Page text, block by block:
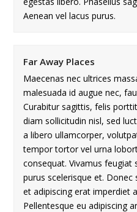
Aenean vel lacus purus.
Far Away Places
Maecenas nec ultrices
malesuada id augue nec,
Curabitur sagittis, felis
diam sollicitudin nisl, sed
a libero ullamcorper,
tempor tortor vel urna
consequat. Vivamus feugiat
purus scelerisque et.
et adipiscing erat imperdiet
Pellentesque eu adipiscing